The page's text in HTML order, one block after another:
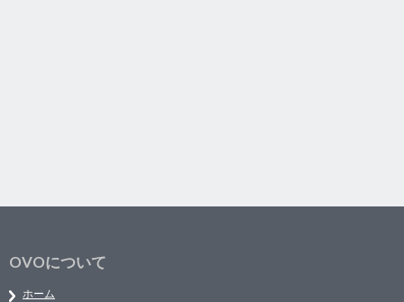
OVOについて
ホーム